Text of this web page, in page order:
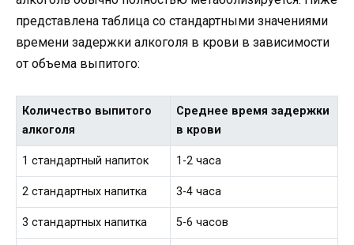
представлена таблица со стандартными значениями
времени задержки алкоголя в крови в зависимости
от объема выпитого:
Количество выпитого
алкоголя
Среднее время задержки
в крови
1 стандартный напиток 1-2 часа
2 стандартных напитка 3-4 часа
3 стандартных напитка 5-6 часов